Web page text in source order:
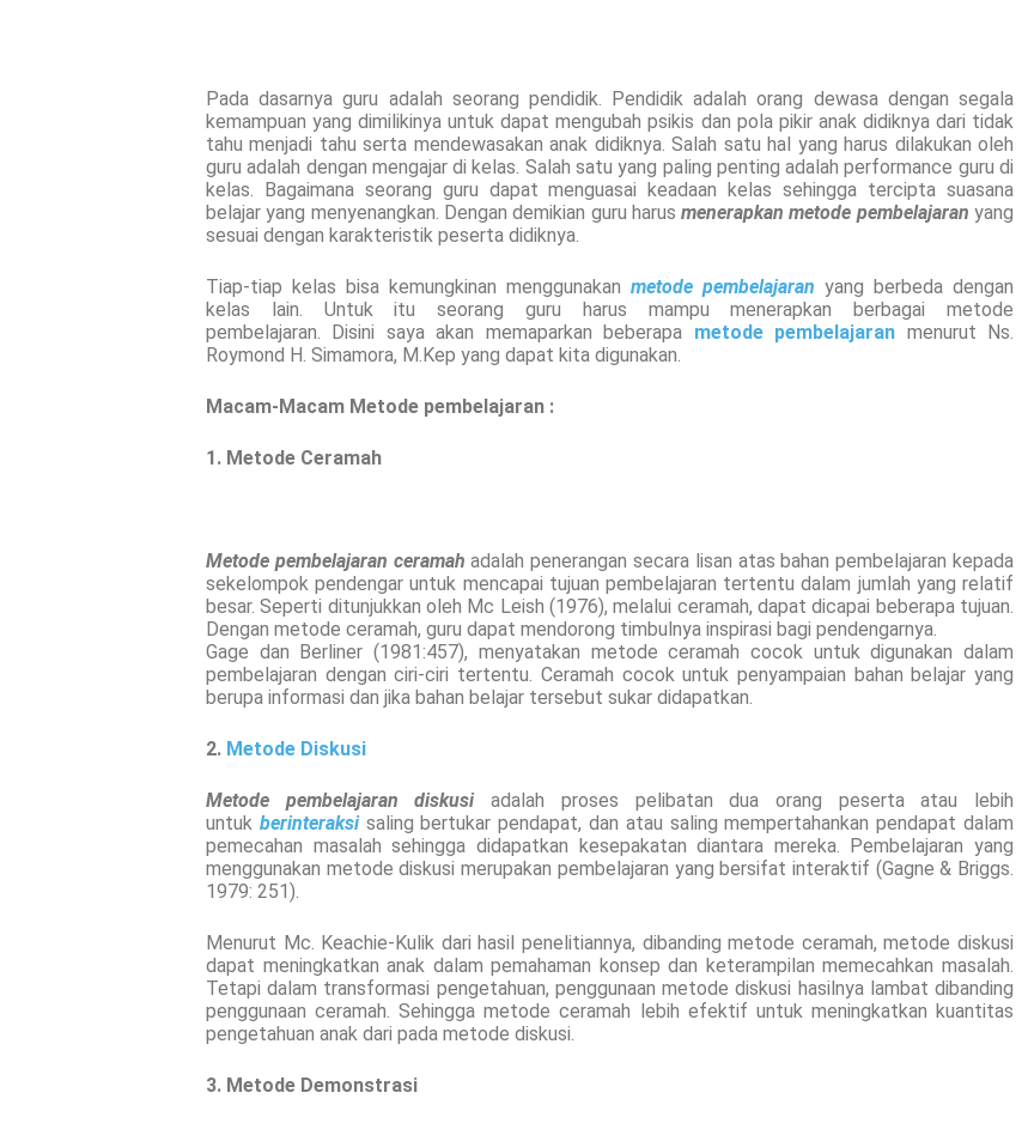
Pada dasarnya guru adalah seorang pendidik. Pendidik adalah orang dewasa dengan segala
kemampuan yang dimilikinya untuk dapat mengubah psikis dan pola pikir anak didiknya dari tidak
tahu menjadi tahu serta mendewasakan anak didiknya. Salah satu hal yang harus dilakukan oleh
guru adalah dengan mengajar di kelas. Salah satu yang paling penting adalah performance guru di
kelas. Bagaimana seorang guru dapat menguasai keadaan kelas sehingga tercipta suasana
belajar yang menyenangkan. Dengan demikian guru harusmenerapkan metode pembelajaran yang
sesuai dengan karakteristik peserta didiknya.
Tiap-tiap kelas bisa kemungkinan menggunakan metode pembelajaran yang berbeda dengan
kelas lain. Untuk itu seorang guru harus mampu menerapkan berbagai metode
pembelajaran. Disini saya akan memaparkan beberapa metode pembelajaran menurut Ns.
Roymond H. Simamora, M.Kep yang dapat kita digunakan.
Macam-Macam Metode pembelajaran :
1. Metode Ceramah
Metode pembelajaran ceramah adalah penerangan secara lisan atas bahan pembelajaran kepada
sekelompok pendengar untuk mencapai tujuan pembelajaran tertentu dalam jumlah yang relatif
besar. Seperti ditunjukkan oleh Mc Leish (1976), melalui ceramah, dapat dicapai beberapa tujuan.
Dengan metode ceramah, guru dapat mendorong timbulnya inspirasi bagi pendengarnya.
Gage dan Berliner (1981:457), menyatakan metode ceramah cocok untuk digunakan dalam
pembelajaran dengan ciri-ciri tertentu. Ceramah cocok untuk penyampaian bahan belajar yang
berupa informasi dan jika bahan belajar tersebut sukar didapatkan.
2. Metode Diskusi
Metode pembelajaran diskusi adalah proses pelibatan dua orang peserta atau lebih
untuk berinteraksisaling bertukar pendapat, dan atau saling mempertahankan pendapat dalam
pemecahan masalah sehingga didapatkan kesepakatan diantara mereka. Pembelajaran yang
menggunakan metode diskusi merupakan pembelajaran yang bersifat interaktif (Gagne & Briggs.
1979: 251).
Menurut Mc. Keachie-Kulik dari hasil penelitiannya, dibanding metode ceramah, metode diskusi
dapat meningkatkan anak dalam pemahaman konsep dan keterampilan memecahkan masalah.
Tetapi dalam transformasi pengetahuan, penggunaan metode diskusi hasilnya lambat dibanding
penggunaan ceramah. Sehingga metode ceramah lebih efektif untuk meningkatkan kuantitas
pengetahuan anak dari pada metode diskusi.
3. Metode Demonstrasi